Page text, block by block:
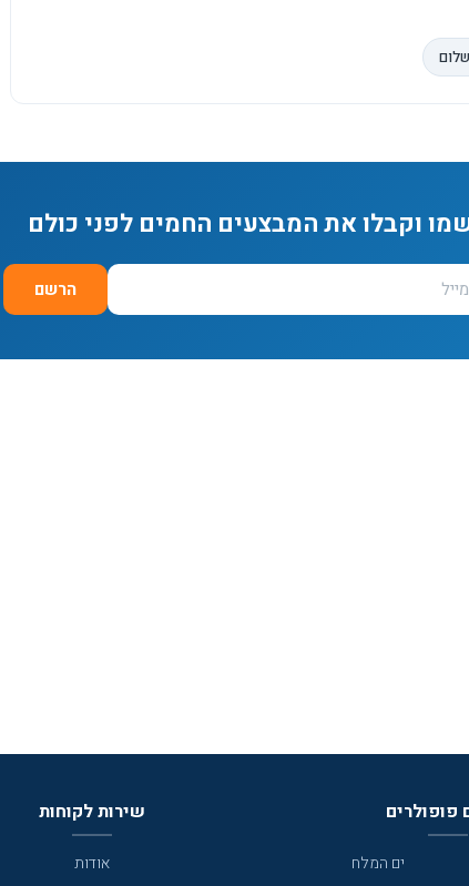
וקבלו את המבצעים החמים לפני כולם
הרשם
פופולרים
ים המלח
שירות לקוחות
אודות